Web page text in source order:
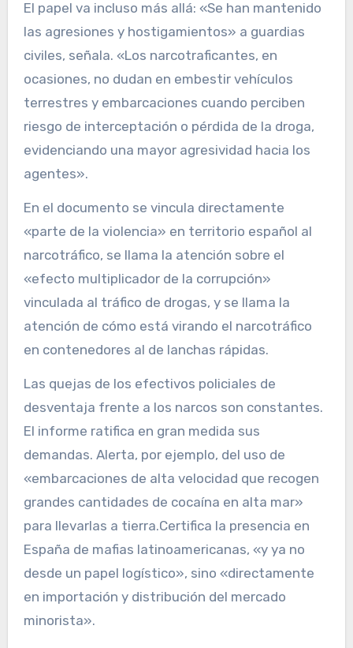
El papel va incluso más allá: «Se han mantenido
las agresiones y hostigamientos» a guardias
civiles, señala. «Los narcotraficantes, en
ocasiones, no dudan en embestir vehículos
terrestres y embarcaciones cuando perciben
riesgo de interceptación o pérdida de la droga,
evidenciando una mayor agresividad hacia los
agentes».
En el documento se vincula directamente
«parte de la violencia» en territorio español al
narcotráfico, se llama la atención sobre el
«efecto multiplicador de la corrupción»
vinculada al tráfico de drogas, y se llama la
atención de cómo está virando el narcotráfico
en contenedores al de lanchas rápidas.
Las quejas de los efectivos policiales de
desventaja frente a los narcos son constantes.
El informe ratifica en gran medida sus
demandas. Alerta, por ejemplo, del uso de
«embarcaciones de alta velocidad que recogen
grandes cantidades de cocaína en alta mar»
para llevarlas a tierra.Certifica la presencia en
España de mafias latinoamericanas, «y ya no
desde un papel logístico», sino «directamente
en importación y distribución del mercado
minorista».